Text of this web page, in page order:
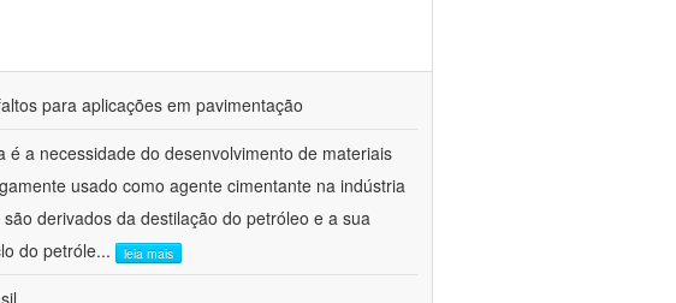
para aplicações em pavimentação
a necessidade do desenvolvimento de materiais
usado como agente cimentante na indústria
derivados da destilação do petróleo e a sua
do petróle... leia mais